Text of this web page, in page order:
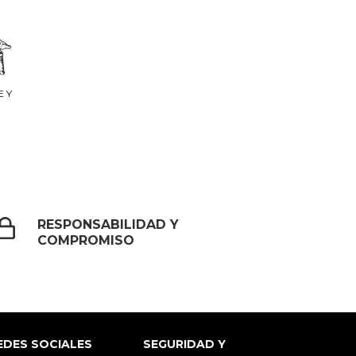
Y
RESPONSABILIDAD Y
COMPROMISO
SOCIALES
SEGURIDAD Y